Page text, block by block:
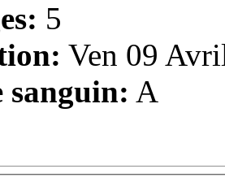
5
Ven 09
sanguin: A